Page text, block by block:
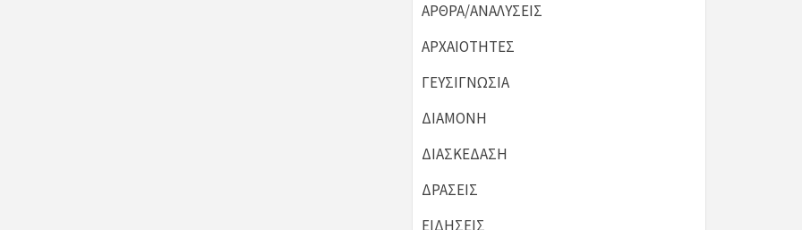
ΑΡΘΡΑ/ΑΝΑΛΥΣΕΙΣ
ΑΡΧΑΙΟΤΗΤΕΣ
ΓΕΥΣΙΓΝΩΣΙΑ
ΔΙΑΜΟΝΗ
ΔΙΑΣΚΕΔΑΣΗ
ΔΡΑΣΕΙΣ
ΕΙΔΗΣΕΙΣ